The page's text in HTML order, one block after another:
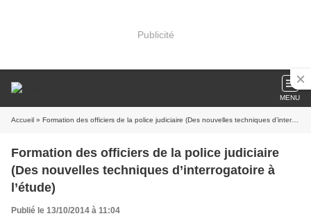
Publicité
MENU
Accueil » Formation des officiers de la police judiciaire (Des nouvelles techniques d’interrogatoire à l’étude)
Formation des officiers de la police judiciaire
(Des nouvelles techniques d’interrogatoire à
l’étude)
Publié le 13/10/2014 à 11:04